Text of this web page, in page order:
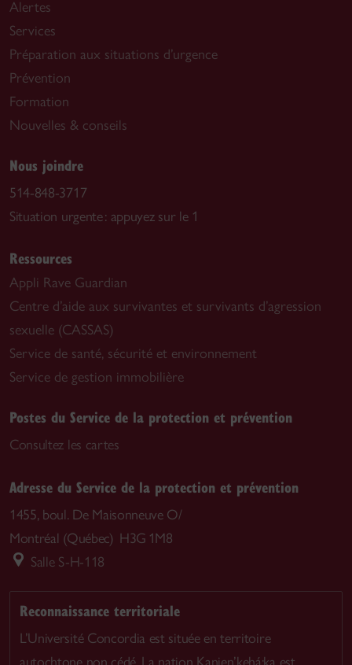
Alertes
Services
Préparation aux situations d’urgence
Prévention
Formation
Nouvelles & conseils
Nous joindre
514-848-3717
Situation urgente : appuyez sur le 1
Ressources
Appli Rave Guardian
Centre d’aide aux survivantes et survivants d’agression
sexuelle (CASSAS)
Service de santé, sécurité et environnement
Service de gestion immobilière
Postes du Service de la protection et prévention
Consultez les cartes
Adresse du Service de la protection et prévention
1455, boul. De Maisonneuve O/
Montréal (Québec) H3G 1M8
Salle S-H-118
Reconnaissance territoriale
L’Université Concordia est située en territoire